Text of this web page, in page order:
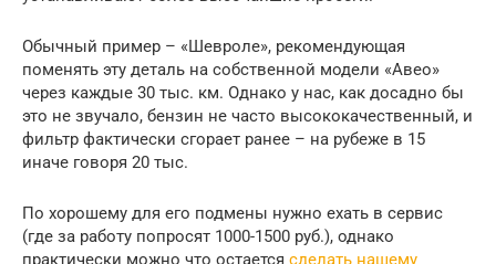
Обычный пример – «Шевроле», рекомендующая
поменять эту деталь на собственной модели «Авео»
через каждые 30 тыс. км. Однако у нас, как досадно бы
это не звучало, бензин не часто высококачественный, и
фильтр фактически сгорает ранее – на рубеже в 15
иначе говоря 20 тыс.
По хорошему для его подмены нужно ехать в сервис
(где за работу попросят 1000-1500 руб.), однако
практически можно что остается сделать нашему